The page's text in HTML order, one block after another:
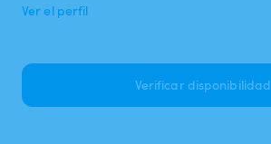
Ver el perfil
Verificar disponibilidad